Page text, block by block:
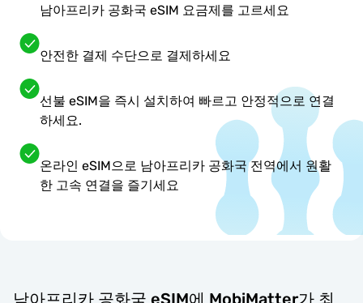
남아프리카 공화국 eSIM 요금제를 고르세요
안전한 결제 수단으로 결제하세요
선불 eSIM을 즉시 설치하여 빠르고 안정적으로 연결
하세요.
온라인 eSIM으로 남아프리카 공화국 전역에서 원활
한 고속 연결을 즐기세요
남아프리카 공화국 eSIM에 MobiMatter가 최